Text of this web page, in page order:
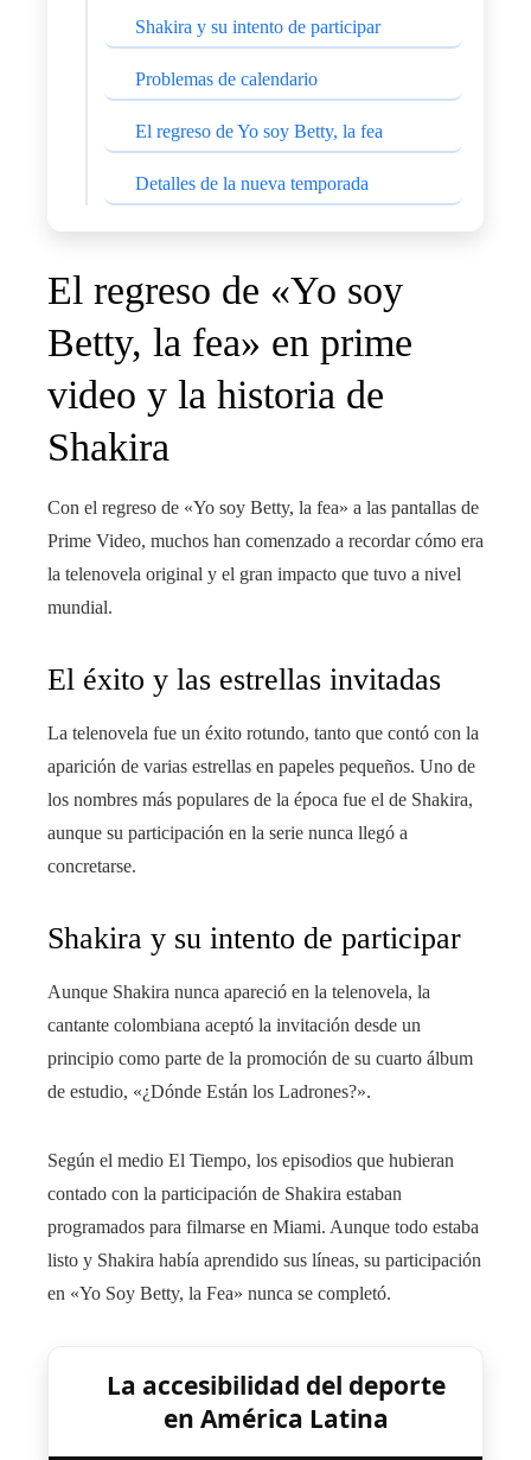
Shakira y su intento de participar
Problemas de calendario
El regreso de Yo soy Betty, la fea
Detalles de la nueva temporada
El regreso de «Yo soy
Betty, la fea» en prime
video y la historia de
Shakira
Con el regreso de «Yo soy Betty, la fea» a las pantallas de
Prime Video, muchos han comenzado a recordar cómo era
la telenovela original y el gran impacto que tuvo a nivel
mundial.
El éxito y las estrellas invitadas
La telenovela fue un éxito rotundo, tanto que contó con la
aparición de varias estrellas en papeles pequeños. Uno de
los nombres más populares de la época fue el de Shakira,
aunque su participación en la serie nunca llegó a
concretarse.
Shakira y su intento de participar
Aunque Shakira nunca apareció en la telenovela, la
cantante colombiana aceptó la invitación desde un
principio como parte de la promoción de su cuarto álbum
de estudio, «¿Dónde Están los Ladrones?».
Según el medio El Tiempo, los episodios que hubieran
contado con la participación de Shakira estaban
programados para filmarse en Miami. Aunque todo estaba
listo y Shakira había aprendido sus líneas, su participación
en «Yo Soy Betty, la Fea» nunca se completó.
La accesibilidad del deporte
en América Latina